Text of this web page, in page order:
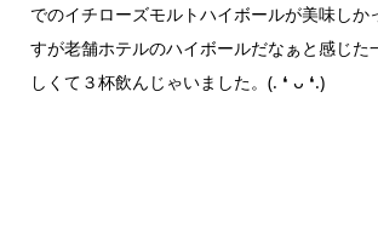
でのイチローズモルトハイボールが美味しか
すが老舗ホテルのハイボールだなぁと感じた
しくて３杯飲んじゃいました。(⁠.⁠ ⁠❛⁠ ⁠ᴗ⁠ ⁠❛⁠.⁠)